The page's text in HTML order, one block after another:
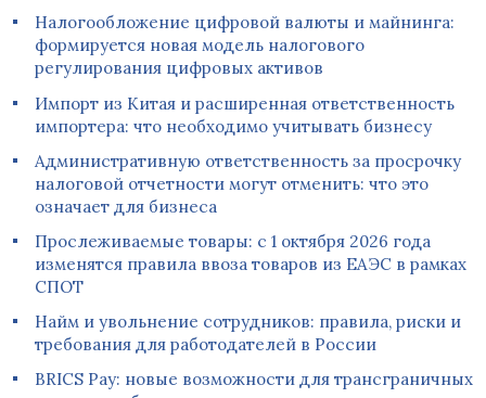
Налогообложение цифровой валюты и майнинга:
формируется новая модель налогового
регулирования цифровых активов
Импорт из Китая и расширенная ответственность
импортера: что необходимо учитывать бизнесу
Административную ответственность за просрочку
налоговой отчетности могут отменить: что это
означает для бизнеса
Прослеживаемые товары: с 1 октября 2026 года
изменятся правила ввоза товаров из ЕАЭС в рамках
СПОТ
Найм и увольнение сотрудников: правила, риски и
требования для работодателей в России
BRICS Pay: новые возможности для трансграничных